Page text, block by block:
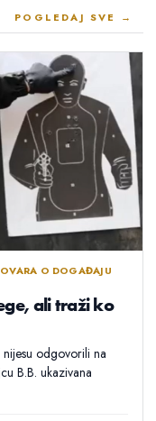
POGLEDAJ SVE →
O DOGAĐAJU
ali traži ko
odgovorili na
B.B. ukazivana